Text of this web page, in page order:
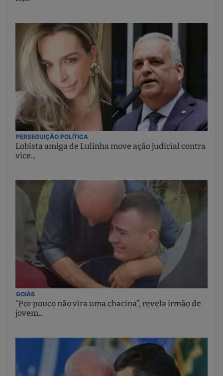
PERSEGUIÇÃO POLÍTICA
Lobista amiga de Lulinha move ação judicial contra
vice...
GOIÁS
“Por pouco não vira uma chacina”, revela irmão de
jovem...